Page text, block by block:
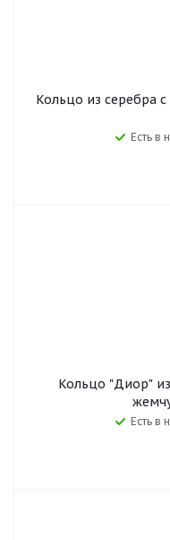
Кольцо из серебра
Есть в
Кольцо "Диор"
Есть в